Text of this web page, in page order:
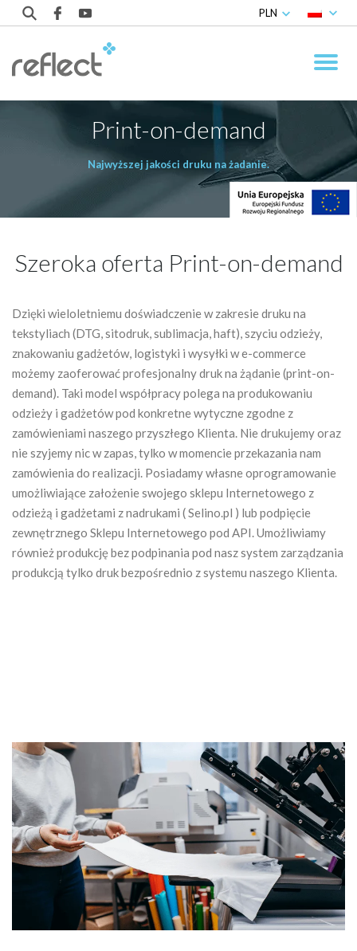
PLN
Print-on-demand
Najwyższej jakości druku na żadanie.
Szeroka oferta Print-on-demand
Dzięki wieloletniemu doświadczenie w zakresie druku na
tekstyliach (DTG, sitodruk, sublimacja, haft), szyciu odzieży,
znakowaniu gadżetów, logistyki i wysyłki w e-commerce
możemy zaoferować profesjonalny druk na żądanie (print-on-
demand). Taki model współpracy polega na produkowaniu
odzieży i gadżetów pod konkretne wytyczne zgodne z
zamówieniami naszego przyszłego Klienta. Nie drukujemy oraz
nie szyjemy nic w zapas, tylko w momencie przekazania nam
zamówienia do realizacji. Posiadamy własne oprogramowanie
umożliwiające założenie swojego sklepu Internetowego z
odzieżą i gadżetami z nadrukami ( Selino.pl ) lub podpięcie
zewnętrznego Sklepu Internetowego pod API. Umożliwiamy
również produkcję bez podpinania pod nasz system zarządzania
produkcją tylko druk bezpośrednio z systemu naszego Klienta.